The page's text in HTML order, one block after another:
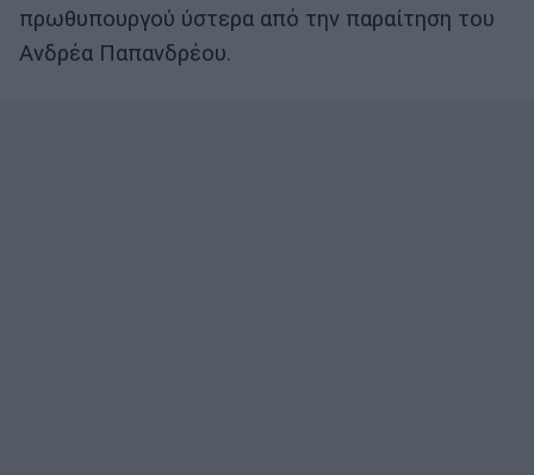
πρωθυπουργού ύστερα από την παραίτηση του
Ανδρέα Παπανδρέου.